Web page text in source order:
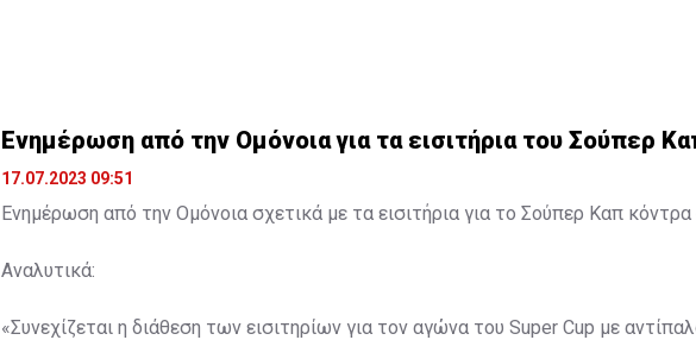
Ενημέρωση από την Ομόνοια για τα εισιτήρια του Σούπερ
17.07.2023 09:51
Ενημέρωση από την Ομόνοια σχετικά με τα εισιτήρια για το Σούπερ Καπ κόντρα
Αναλυτικά:
«Συνεχίζεται η διάθεση των εισιτηρίων για τον αγώνα του Super Cup με